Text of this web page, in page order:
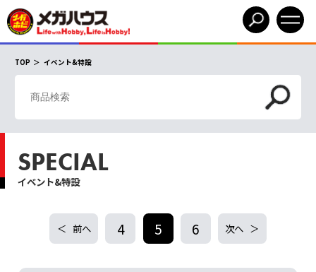
TOP イベント&特設
SPECIAL
イベント&特設
前へ 4 5 6 次へ